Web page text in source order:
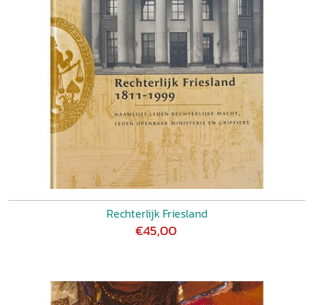
Rechterlijk Friesland
€45,00